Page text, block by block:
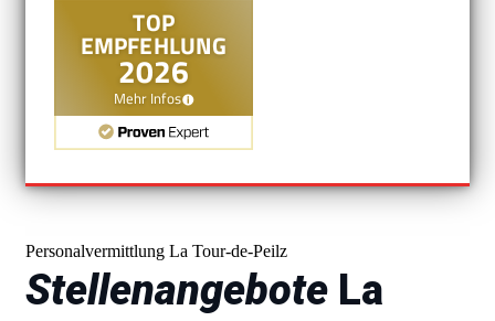
Personalvermittlung La Tour-de-Peilz
Stellenangebote La